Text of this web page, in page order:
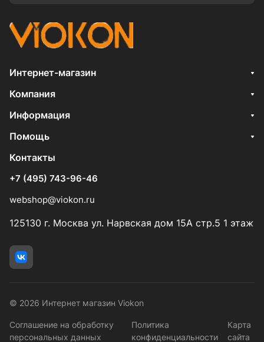
Интернет-магазин
Компания
Информация
Помощь
Контакты
+7 (495) 743-96-46
webshop@viokon.ru
125130 г. Москва ул. Нарвская дом 15А стр.5 1 этаж
© 2026 Интернет магазин Viokon
Соглашение на обработку
персональных данных
Политика
конфиденциальности
Карта
сайта